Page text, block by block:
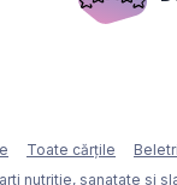
Toate cărțile
nutritie, sanatate si